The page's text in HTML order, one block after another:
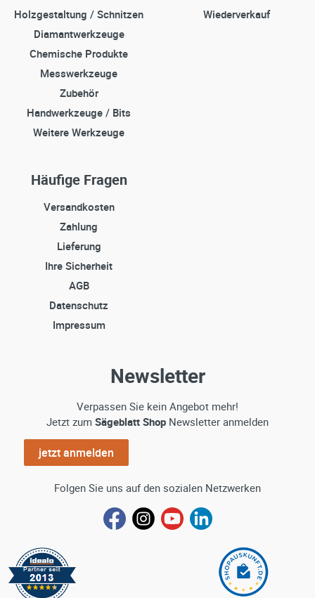
Holzgestaltung / Schnitzen
Diamantwerkzeuge
Chemische Produkte
Messwerkzeuge
Zubehör
Handwerkzeuge / Bits
Weitere Werkzeuge
Wiederverkauf
Häufige Fragen
Versandkosten
Zahlung
Lieferung
Ihre Sicherheit
AGB
Datenschutz
Impressum
Newsletter
Verpassen Sie kein Angebot mehr!
Jetzt zum Sägeblatt Shop Newsletter anmelden
jetzt anmelden
Folgen Sie uns auf den sozialen Netzwerken